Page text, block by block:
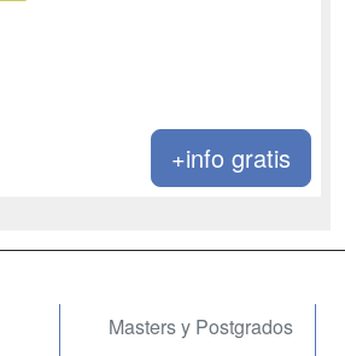
+info gratis
Masters y Postgrados